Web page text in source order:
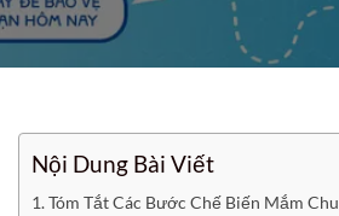
Nội Dung Bài Viết
Tóm Tắt Các Bước Chế Biến Mắm